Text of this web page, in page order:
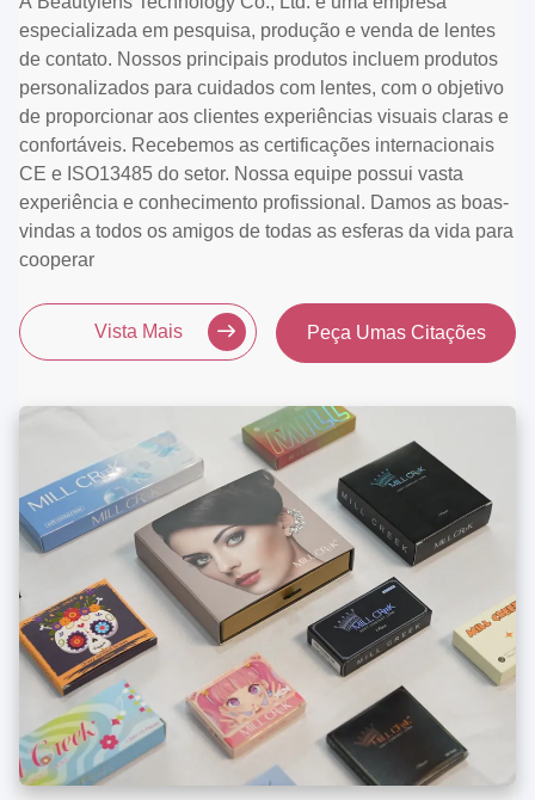
especializada em pesquisa, produção e venda de lentes
de contato. Nossos principais produtos incluem produtos
personalizados para cuidados com lentes, com o objetivo
de proporcionar aos clientes experiências visuais claras e
confortáveis. Recebemos as certificações internacionais
CE e ISO13485 do setor. Nossa equipe possui vasta
experiência e conhecimento profissional. Damos as boas-
vindas a todos os amigos de todas as esferas da vida para
cooperar
Vista Mais Peça Umas Citações